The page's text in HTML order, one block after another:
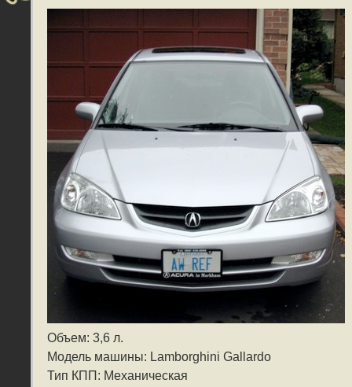
Объем: 3,6 л.
Модель машины: Lamborghini Gallardo
Тип КПП: Механическая